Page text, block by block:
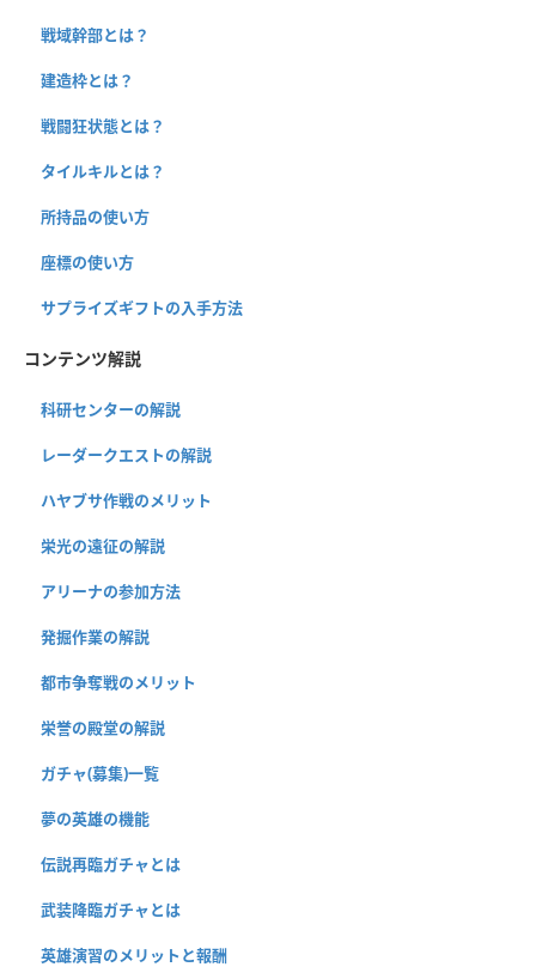
戦域幹部とは？
建造枠とは？
戦闘狂状態とは？
タイルキルとは？
所持品の使い方
座標の使い方
サプライズギフトの入手方法
コンテンツ解説
科研センターの解説
レーダークエストの解説
ハヤブサ作戦のメリット
栄光の遠征の解説
アリーナの参加方法
発掘作業の解説
都市争奪戦のメリット
栄誉の殿堂の解説
ガチャ(募集)一覧
夢の英雄の機能
伝説再臨ガチャとは
武装降臨ガチャとは
英雄演習のメリットと報酬